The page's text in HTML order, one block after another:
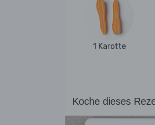
1 Karotte
Koche dieses